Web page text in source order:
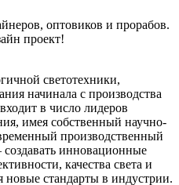
оптовиков и прорабов.
проект!
светотехники,
начинала с производства
в число лидеров
имея собственный научно-
производственный
инновационные
качества света и
новые стандарты в индустрии.